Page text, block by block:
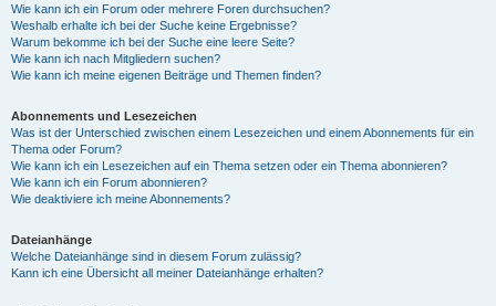
Wie kann ich ein Forum oder mehrere Foren durchsuchen?
Weshalb erhalte ich bei der Suche keine Ergebnisse?
Warum bekomme ich bei der Suche eine leere Seite?
Wie kann ich nach Mitgliedern suchen?
Wie kann ich meine eigenen Beiträge und Themen finden?
Abonnements und Lesezeichen
Was ist der Unterschied zwischen einem Lesezeichen und einem Abonnements für ein
Thema oder Forum?
Wie kann ich ein Lesezeichen auf ein Thema setzen oder ein Thema abonnieren?
Wie kann ich ein Forum abonnieren?
Wie deaktiviere ich meine Abonnements?
Dateianhänge
Welche Dateianhänge sind in diesem Forum zulässig?
Kann ich eine Übersicht all meiner Dateianhänge erhalten?